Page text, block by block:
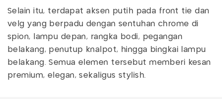
Selain itu, terdapat aksen putih pada front tie dan
velg yang berpadu dengan sentuhan chrome di
spion, lampu depan, rangka bodi, pegangan
belakang, penutup knalpot, hingga bingkai lampu
belakang. Semua elemen tersebut memberi kesan
premium, elegan, sekaligus stylish.